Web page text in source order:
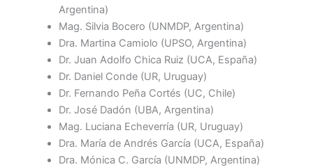
Argentina)
Mag. Silvia Bocero (UNMDP, Argentina)
Dra. Martina Camiolo (UPSO, Argentina)
Dr. Juan Adolfo Chica Ruiz (UCA, España)
Dr. Daniel Conde (UR, Uruguay)
Dr. Fernando Peña Cortés (UC, Chile)
Dr. José Dadón (UBA, Argentina)
Mag. Luciana Echeverría (UR, Uruguay)
Dra. María de Andrés García (UCA, España)
Dra. Mónica C. García (UNMDP, Argentina)